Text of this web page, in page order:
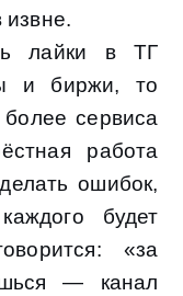
извне.
лайки в ТГ
и биржи, то
сервиса
работа
ошибок,
будет
«за
— канал